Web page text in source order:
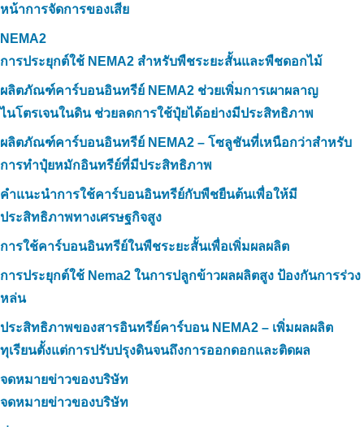
หน้าการจัดการของเสีย
NEMA2
การประยุกต์ใช้ NEMA2 สำหรับพืชระยะสั้นและพืชดอกไม้
ผลิตภัณฑ์คาร์บอนอินทรีย์ NEMA2 ช่วยเพิ่มการเผาผลาญ
ไนโตรเจนในดิน ช่วยลดการใช้ปุ๋ยได้อย่างมีประสิทธิภาพ
ผลิตภัณฑ์คาร์บอนอินทรีย์ NEMA2 – โซลูชันที่เหนือกว่าสำหรับ
การทำปุ๋ยหมักอินทรีย์ที่มีประสิทธิภาพ
คำแนะนำการใช้คาร์บอนอินทรีย์กับพืชยืนต้นเพื่อให้มี
ประสิทธิภาพทางเศรษฐกิจสูง
การใช้คาร์บอนอินทรีย์ในพืชระยะสั้นเพื่อเพิ่มผลผลิต
การประยุกต์ใช้ Nema2 ในการปลูกข้าวผลผลิตสูง ป้องกันการร่วง
หล่น
ประสิทธิภาพของสารอินทรีย์คาร์บอน NEMA2 – เพิ่มผลผลิต
ทุเรียนตั้งแต่การปรับปรุงดินจนถึงการออกดอกและติดผล
จดหมายข่าวของบริษัท
จดหมายข่าวของบริษัท